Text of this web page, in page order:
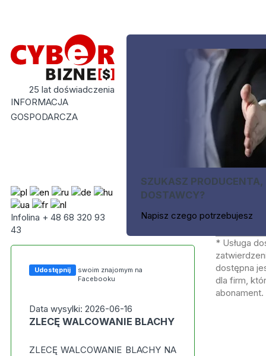
25 lat doświadczenia
INFORMACJA
GOSPODARCZA
Infolina + 48 68 320 93
43
SZUKASZ PRODUCENTA,
DOSTAWCY?
Napisz czego potrzebujesz
Udostępnij
swoim znajomym na
Facebooku
Data wysylki: 2026-06-16
ZLECĘ WALCOWANIE BLACHY
ZLECĘ WALCOWANIE BLACHY NA
* Usługa
dostępna
dla firm,
abonament.